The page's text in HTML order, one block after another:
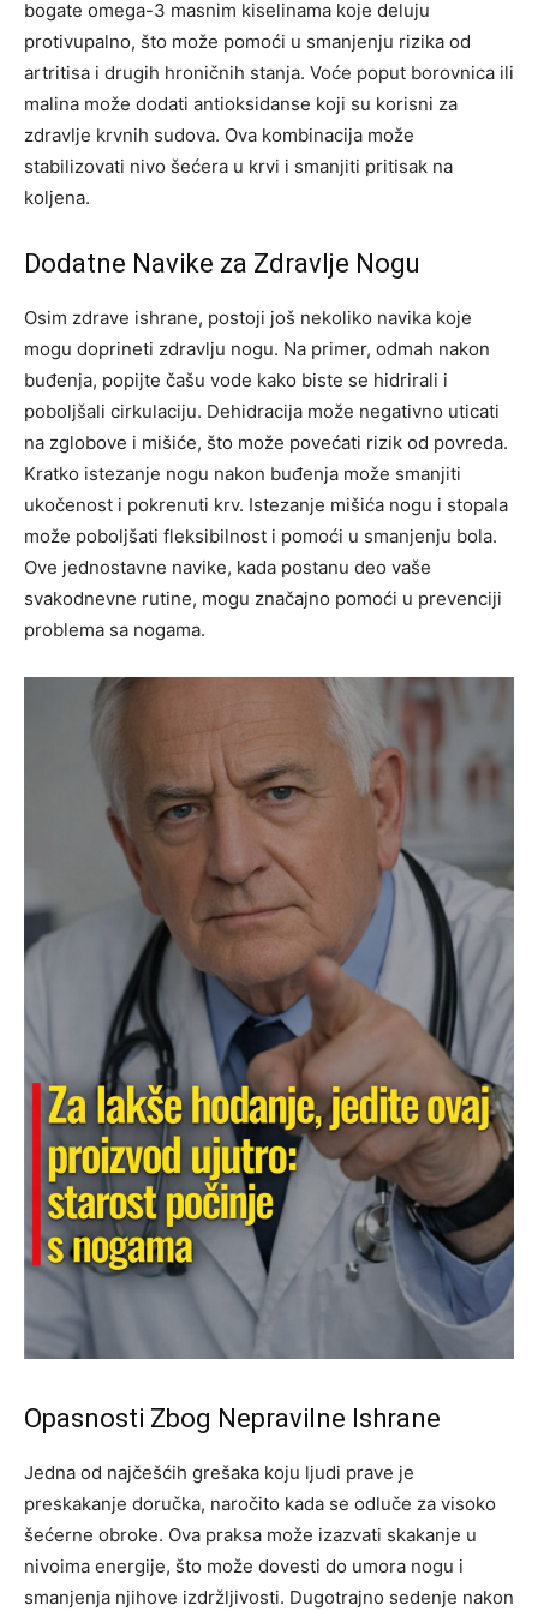
bogate omega-3 masnim kiselinama koje deluju
protivupalno, što može pomoći u smanjenju rizika od
artritisa i drugih hroničnih stanja. Voće poput borovnica ili
malina može dodati antioksidanse koji su korisni za
zdravlje krvnih sudova. Ova kombinacija može
stabilizovati nivo šećera u krvi i smanjiti pritisak na
koljena.
Dodatne Navike za Zdravlje Nogu
Osim zdrave ishrane, postoji još nekoliko navika koje
mogu doprineti zdravlju nogu. Na primer, odmah nakon
buđenja, popijte čašu vode kako biste se hidrirali i
poboljšali cirkulaciju. Dehidracija može negativno uticati
na zglobove i mišiće, što može povećati rizik od povreda.
Kratko istezanje nogu nakon buđenja može smanjiti
ukočenost i pokrenuti krv. Istezanje mišića nogu i stopala
može poboljšati fleksibilnost i pomoći u smanjenju bola.
Ove jednostavne navike, kada postanu deo vaše
svakodnevne rutine, mogu značajno pomoći u prevenciji
problema sa nogama.
Opasnosti Zbog Nepravilne Ishrane
Jedna od najčešćih grešaka koju ljudi prave je
preskakanje doručka, naročito kada se odluče za visoko
šećerne obroke. Ova praksa može izazvati skakanje u
nivoima energije, što može dovesti do umora nogu i
smanjenja njihove izdržljivosti. Dugotrajno sedenje nakon